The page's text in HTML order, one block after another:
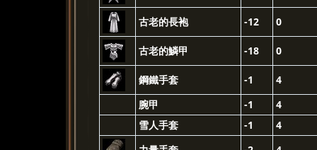
古老的長袍 -12 0
古老的鱗甲 -18 0
鋼鐵手套 -1
4
腕甲
-1
4
雪人手套
-1
4